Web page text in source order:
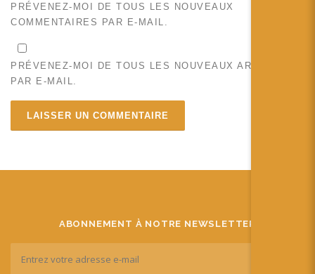
PRÉVENEZ-MOI DE TOUS LES NOUVEAUX
COMMENTAIRES PAR E-MAIL.
PRÉVENEZ-MOI DE TOUS LES NOUVEAUX ARTICLES
PAR E-MAIL.
ABONNEMENT À NOTRE NEWSLETTER